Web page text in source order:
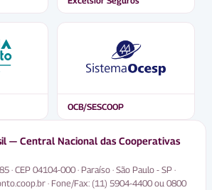
OCB/SESCOOP
— Central Nacional das Cooperativas
· CEP 04104-000 · Paraíso · São Paulo - SP ·
· Fone/Fax: (11) 5904-4400 ou 0800